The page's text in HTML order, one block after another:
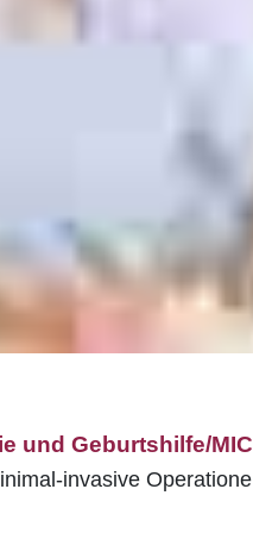
und Geburtshilfe/
invasive